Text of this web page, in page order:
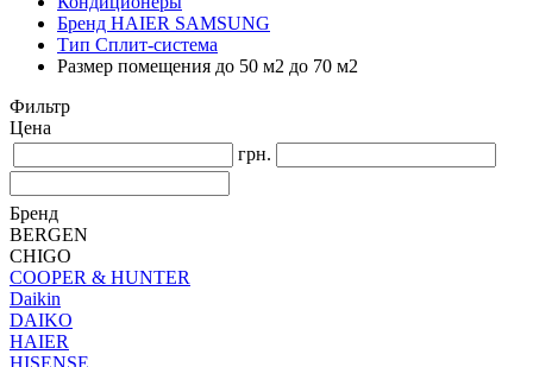
Бренд HAIER SAMSUNG
Тип Сплит-система
Размер помещения до 50 м2 до 70 м2
Фильтр
Цена
грн.
Бренд
BERGEN
CHIGO
COOPER & HUNTER
Daikin
DAIKO
HAIER
HISENSE